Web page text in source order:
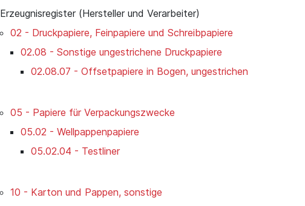
Erzeugnisregister (Hersteller und Verarbeiter)
02 - Druckpapiere, Feinpapiere und Schreibpapiere
02.08 - Sonstige ungestrichene Druckpapiere
02.08.07 - Offsetpapiere in Bogen, ungestrichen
05 - Papiere für Verpackungszwecke
05.02 - Wellpappenpapiere
05.02.04 - Testliner
10 - Karton und Pappen, sonstige